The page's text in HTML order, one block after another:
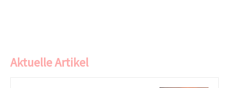
Aktuelle Artikel